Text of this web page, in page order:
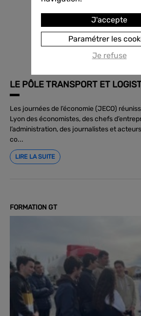
LE PÔLE TRANSPORT ET
Les journées de l’économie (JECO)
Lyon des économistes, des chefs
l’administration, des journalistes et
co...
LIRE LA SUITE
FORMATION GT
J'accepte
Paramétrer les
Je refuse